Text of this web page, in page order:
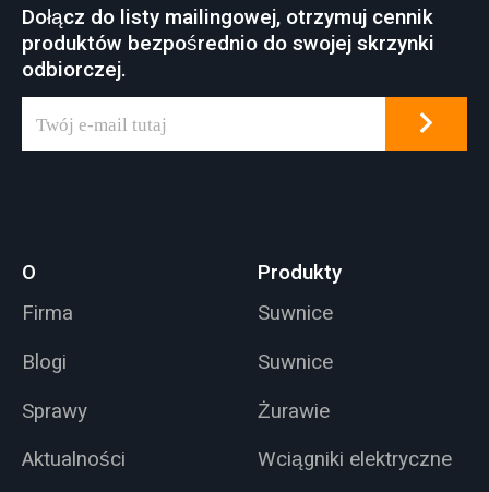
Dołącz do listy mailingowej, otrzymuj cennik
produktów bezpośrednio do swojej skrzynki
odbiorczej.
O
Firma
Blogi
Sprawy
Aktualności
Produkty
Suwnice
Suwnice
Żurawie
Wciągniki elektryczne